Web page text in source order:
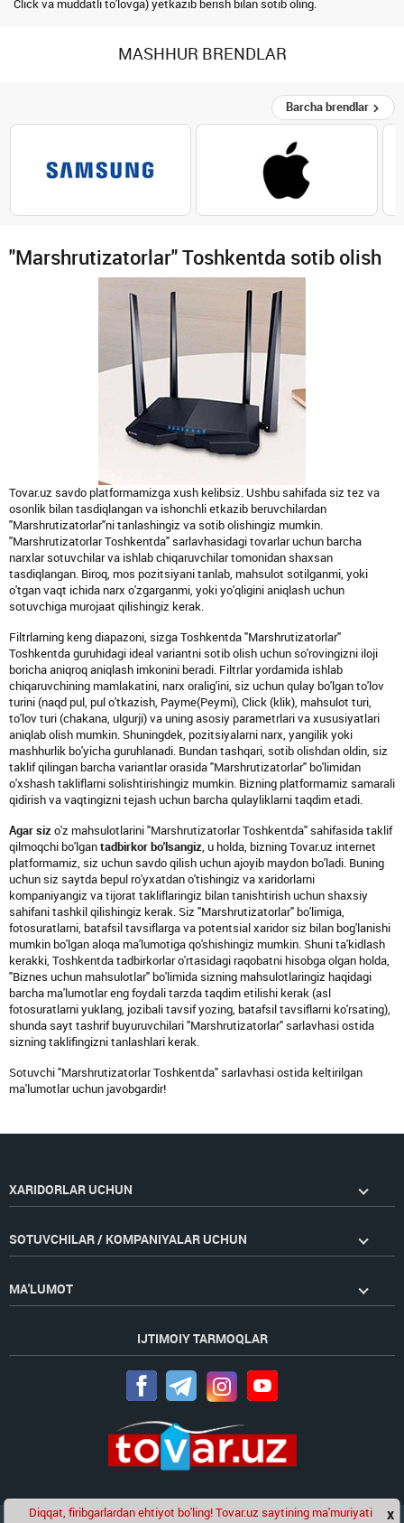
Click va muddatli to'lovga) yetkazib berish bilan sotib oling.
MASHHUR BRENDLAR
Barcha brendlar
"Marshrutizatorlar" Toshkentda sotib olish
Tovar.uz savdo platformamizga xush kelibsiz. Ushbu sahifada siz tez va
osonlik bilan tasdiqlangan va ishonchli etkazib beruvchilardan
"Marshrutizatorlar"ni tanlashingiz va sotib olishingiz mumkin.
"Marshrutizatorlar Toshkentda" sarlavhasidagi tovarlar uchun barcha
narxlar sotuvchilar va ishlab chiqaruvchilar tomonidan shaxsan
tasdiqlangan. Biroq, mos pozitsiyani tanlab, mahsulot sotilganmi, yoki
o'tgan vaqt ichida narx o'zgarganmi, yoki yo'qligini aniqlash uchun
sotuvchiga murojaat qilishingiz kerak.
Filtrlarning keng diapazoni, sizga Toshkentda "Marshrutizatorlar"
Toshkentda guruhidagi ideal variantni sotib olish uchun so'rovingizni iloji
boricha aniqroq aniqlash imkonini beradi. Filtrlar yordamida ishlab
chiqaruvchining mamlakatini, narx oralig'ini, siz uchun qulay bo'lgan to'lov
turini (naqd pul, pul o'tkazish, Payme(Peymi), Click (klik), mahsulot turi,
to'lov turi (chakana, ulgurji) va uning asosiy parametrlari va xususiyatlari
aniqlab olish mumkin. Shuningdek, pozitsiyalarni narx, yangilik yoki
mashhurlik bo'yicha guruhlanadi. Bundan tashqari, sotib olishdan oldin, siz
taklif qilingan barcha variantlar orasida "Marshrutizatorlar" bo'limidan
o'xshash takliflarni solishtirishingiz mumkin. Bizning platformamiz samarali
qidirish va vaqtingizni tejash uchun barcha qulayliklarni taqdim etadi.
Agar siz o'z mahsulotlarini "Marshrutizatorlar Toshkentda" sahifasida taklif
qilmoqchi bo'lgan tadbirkor bo'lsangiz, u holda, bizning Tovar.uz internet
platformamiz, siz uchun savdo qilish uchun ajoyib maydon bo'ladi. Buning
uchun siz saytda bepul ro'yxatdan o'tishingiz va xaridorlarni
kompaniyangiz va tijorat takliflaringiz bilan tanishtirish uchun shaxsiy
sahifani tashkil qilishingiz kerak. Siz "Marshrutizatorlar" bo'limiga,
fotosuratlarni, batafsil tavsiflarga va potentsial xaridor siz bilan bog'lanishi
mumkin bo'lgan aloqa ma'lumotiga qo'shishingiz mumkin. Shuni ta'kidlash
kerakki, Toshkentda tadbirkorlar o'rtasidagi raqobatni hisobga olgan holda,
"Biznes uchun mahsulotlar" bo'limida sizning mahsulotlaringiz haqidagi
barcha ma'lumotlar eng foydali tarzda taqdim etilishi kerak (asl
fotosuratlarni yuklang, jozibali tavsif yozing, batafsil tavsiflarni ko'rsating),
shunda sayt tashrif buyuruvchilari "Marshrutizatorlar" sarlavhasi ostida
sizning taklifingizni tanlashlari kerak.
Sotuvchi "Marshrutizatorlar Toshkentda" sarlavhasi ostida keltirilgan
ma'lumotlar uchun javobgardir!
XARIDORLAR UCHUN
SOTUVCHILAR / KOMPANIYALAR UCHUN
MA'LUMOT
IJTIMOIY TARMOQLAR
Chat x
Diqqat, firibgarlardan ehtiyot bo'ling! Tovar.uz saytining ma'muriyati